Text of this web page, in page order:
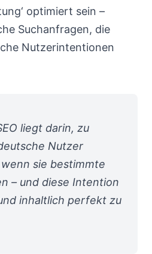
optimiert sein –
Suchanfragen, die
Nutzerintentionen
liegt darin, zu
Nutzer
sie bestimmte
– und diese Intention
inhaltlich perfekt zu